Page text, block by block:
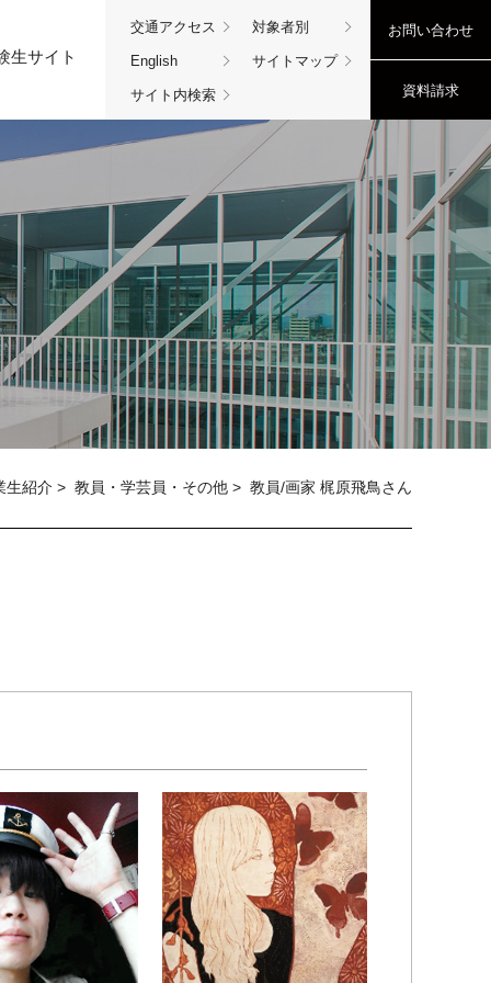
交通アクセス 対象者別
English サイトマップ
サイト内検索
お問い合わせ
資料請求
生サイト
生紹介 > 教員・学芸員・その他 > 教員/画家 梶原飛鳥さん